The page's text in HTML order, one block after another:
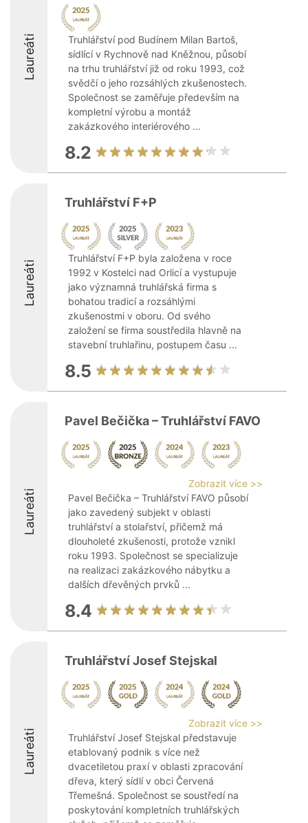
Laureáti
Truhlářství pod Budínem Milan Bartoš,
sídlící v Rychnově nad Kněžnou, působí
na trhu truhlářství již od roku 1993, což
svědčí o jeho rozsáhlých zkušenostech.
Společnost se zaměřuje především na
kompletní výrobu a montáž
zakázkového interiérového ...
8.2
Laureáti
Truhlářství F+P
Truhlářství F+P byla založena v roce
1992 v Kostelci nad Orlicí a vystupuje
jako významná truhlářská firma s
bohatou tradicí a rozsáhlými
zkušenostmi v oboru. Od svého
založení se firma soustředila hlavně na
stavební truhlařinu, postupem času ...
8.5
Laureáti
Pavel Bečička – Truhlářství FAVO
Zobrazit více >>
Pavel Bečička – Truhlářství FAVO působí
jako zavedený subjekt v oblasti
truhlářství a stolařství, přičemž má
dlouholeté zkušenosti, protože vznikl
roku 1993. Společnost se specializuje
na realizaci zakázkového nábytku a
dalších dřevěných prvků ...
8.4
Laureáti
Truhlářství Josef Stejskal
Zobrazit více >>
Truhlářství Josef Stejskal představuje
etablovaný podnik s více než
dvacetiletou praxí v oblasti zpracování
dřeva, který sídlí v obci Červená
Třemešná. Společnost se soustředí na
poskytování kompletních truhlářských